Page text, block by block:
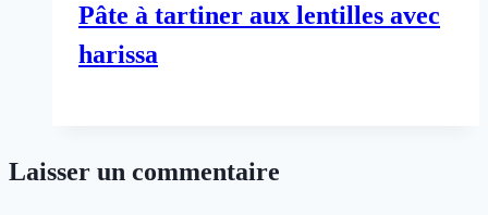
Pâte à tartiner aux lentilles avec
harissa
Laisser un commentaire